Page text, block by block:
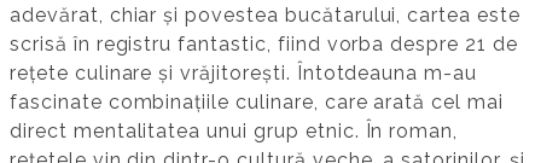
adevărat, chiar și povestea bucătarului, cartea este
scrisă în registru fantastic, fiind vorba despre 21 de
rețete culinare și vrăjitorești. Întotdeauna m-au
fascinate combinațiile culinare, care arată cel mai
direct mentalitatea unui grup etnic. În roman,